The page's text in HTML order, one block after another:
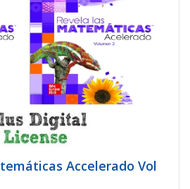
Accelerado Vol